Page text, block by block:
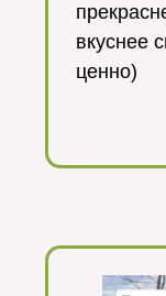
вкуснее
ценно)